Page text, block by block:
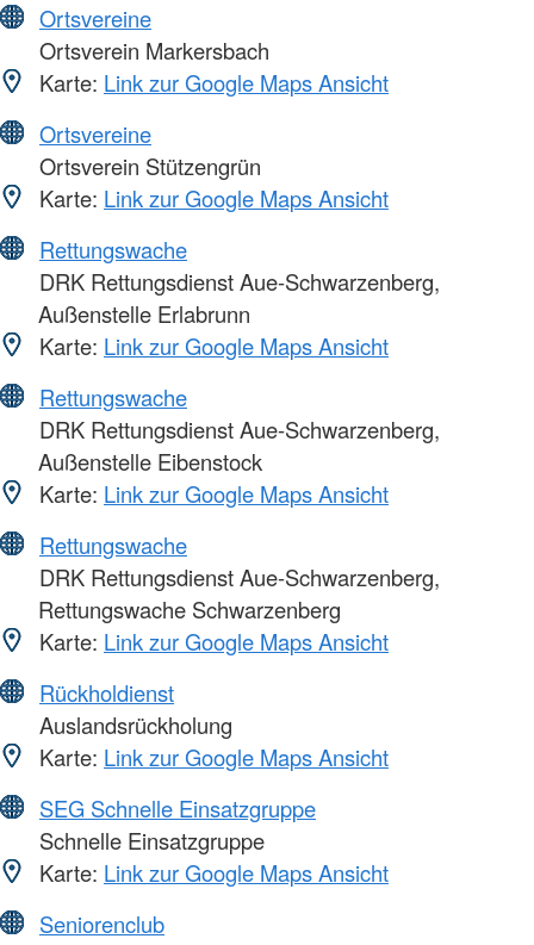
Ortsvereine
Ortsverein Markersbach
Karte: Link zur Google Maps Ansicht
Ortsvereine
Ortsverein Stützengrün
Karte: Link zur Google Maps Ansicht
Rettungswache
DRK Rettungsdienst Aue-Schwarzenberg,
Außenstelle Erlabrunn
Karte: Link zur Google Maps Ansicht
Rettungswache
DRK Rettungsdienst Aue-Schwarzenberg,
Außenstelle Eibenstock
Karte: Link zur Google Maps Ansicht
Rettungswache
DRK Rettungsdienst Aue-Schwarzenberg,
Rettungswache Schwarzenberg
Karte: Link zur Google Maps Ansicht
Rückholdienst
Auslandsrückholung
Karte: Link zur Google Maps Ansicht
SEG Schnelle Einsatzgruppe
Schnelle Einsatzgruppe
Karte: Link zur Google Maps Ansicht
Seniorenclub